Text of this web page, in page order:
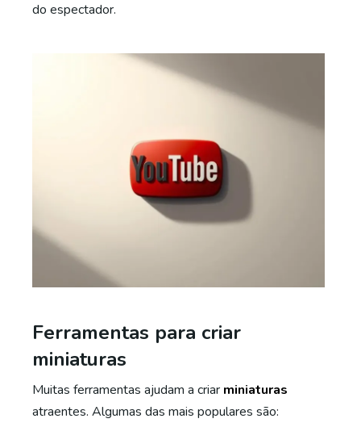
do espectador.
Ferramentas para criar
miniaturas
Muitas ferramentas ajudam a criar miniaturas
atraentes. Algumas das mais populares são: